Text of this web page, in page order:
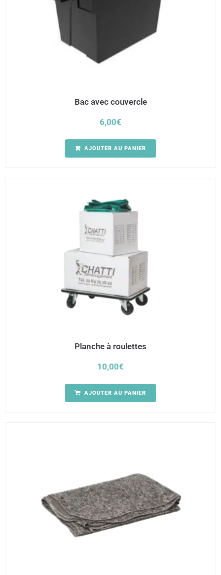
Bac avec couvercle
6,00€
AJOUTER AU PANIER
Planche à roulettes
10,00€
AJOUTER AU PANIER